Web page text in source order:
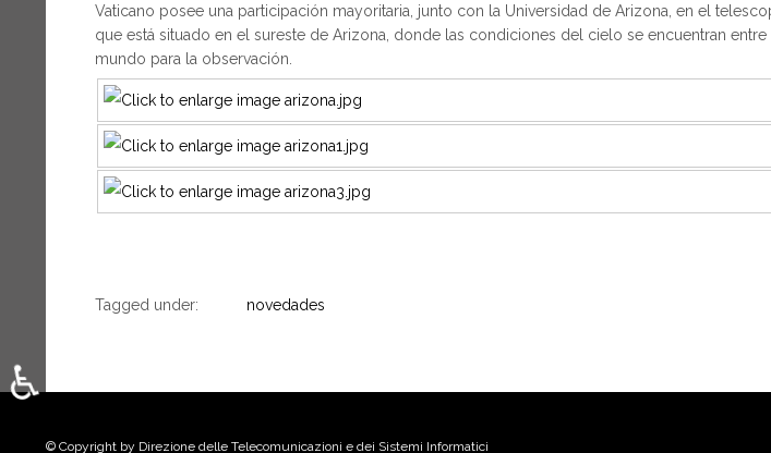
Vaticano posee una participación mayoritaria, junto con la Universidad de Arizona, en el
que está situado en el sureste de Arizona, donde las condiciones del cielo se encuentran entre
mundo para la observación.
Tagged under: novedades
© Copyright by Direzione delle Telecomunicazioni e dei Sistemi Informatici